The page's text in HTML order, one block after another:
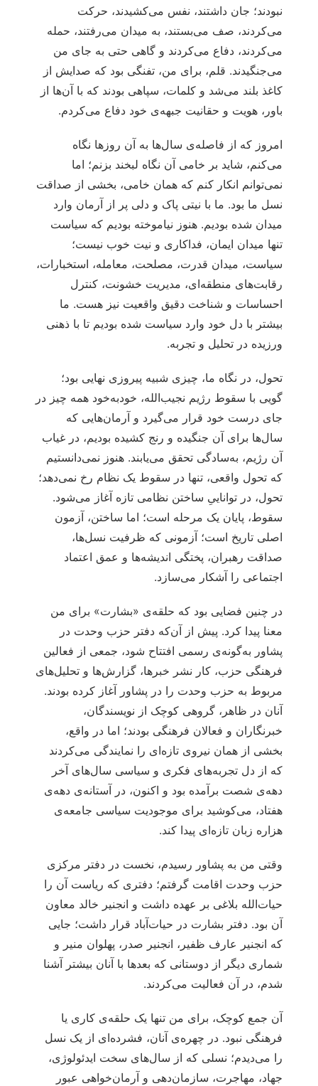
نبودند؛ جان داشتند، نفس می‌کشیدند، حرکت
می‌کردند، صف می‌بستند، به میدان می‌رفتند، حمله
می‌کردند، دفاع می‌کردند و گاهی حتی به جای من
می‌جنگیدند. قلم، برای من، تفنگی بود که صدایش از
کاغذ بلند می‌شد و کلمات، سپاهی بودند که با آن‌ها از
باور، هویت و حقانیت جبهه‌ی خود دفاع می‌کردم.
امروز که از فاصله‌ی سال‌ها به آن روزها نگاه
می‌کنم، شاید بر خامی آن نگاه لبخند بزنم؛ اما
نمی‌توانم انکار کنم که همان خامی، بخشی از صداقت
نسل ما بود. ما با نیتی پاک و دلی پر از آرمان وارد
میدان شده بودیم. هنوز نیاموخته بودیم که سیاست
تنها میدان ایمان، فداکاری و نیت خوب نیست؛
سیاست، میدان قدرت، مصلحت، معامله، استخبارات،
رقابت‌های منطقه‌ای، مدیریت خشونت، کنترل
احساسات و شناخت دقیق واقعیت نیز هست. ما
بیشتر با دل خود وارد سیاست شده بودیم تا با ذهنی
ورزیده در تحلیل و تجربه.
تحول، در نگاه ما، چیزی شبیه پیروزی نهایی بود؛
گویی با سقوط رژیم نجیب‌الله، خودبه‌خود همه چیز در
جای درست خود قرار می‌گیرد و آرمان‌هایی که
سال‌ها برای آن جنگیده و رنج کشیده بودیم، در غیاب
آن رژیم، به‌سادگی تحقق می‌یابند. هنوز نمی‌دانستیم
که تحول واقعی، تنها در سقوط یک نظام رخ نمی‌دهد؛
تحول، در تواناییِ ساختن نظامی تازه آغاز می‌شود.
سقوط، پایان یک مرحله است؛ اما ساختن، آزمون
اصلی تاریخ است؛ آزمونی که ظرفیت نسل‌ها،
صداقت رهبران، پختگی اندیشه‌ها و عمق اعتماد
اجتماعی را آشکار می‌سازد.
در چنین فضایی بود که حلقه‌ی «بشارت» برای من
معنا پیدا کرد. پیش از آن‌که دفتر حزب وحدت در
پشاور به‌گونه‌ی رسمی افتتاح شود، جمعی از فعالین
فرهنگی حزب، کار نشر خبرها، گزارش‌ها و تحلیل‌های
مربوط به حزب وحدت را در پشاور آغاز کرده بودند.
آنان در ظاهر، گروهی کوچک از نویسندگان،
خبرنگاران و فعالان فرهنگی بودند؛ اما در واقع،
بخشی از همان نیروی تازه‌ای را نمایندگی می‌کردند
که از دل تجربه‌های فکری و سیاسی سال‌های آخر
دهه‌ی شصت برآمده بود و اکنون، در آستانه‌ی دهه‌ی
هفتاد، می‌کوشید برای موجودیت سیاسی جامعه‌ی
هزاره زبان تازه‌ای پیدا کند.
وقتی من به پشاور رسیدم، نخست در دفتر مرکزی
حزب وحدت اقامت گرفتم؛ دفتری که ریاست آن را
حیات‌الله بلاغی بر عهده داشت و انجنیر خالد معاون
آن بود. دفتر بشارت در حیات‌آباد قرار داشت؛ جایی
که انجنیر عارف ظفیر، انجنیر صدر، پهلوان منیر و
شماری دیگر از دوستانی که بعدها با آنان بیشتر آشنا
شدم، در آن فعالیت می‌کردند.
آن جمع کوچک، برای من تنها یک حلقه‌ی کاری یا
فرهنگی نبود. در چهره‌ی آنان، فشرده‌ای از یک نسل
را می‌دیدم؛ نسلی که از سال‌های سخت ایدئولوژی،
جهاد، مهاجرت، سازمان‌دهی و آرمان‌خواهی عبور